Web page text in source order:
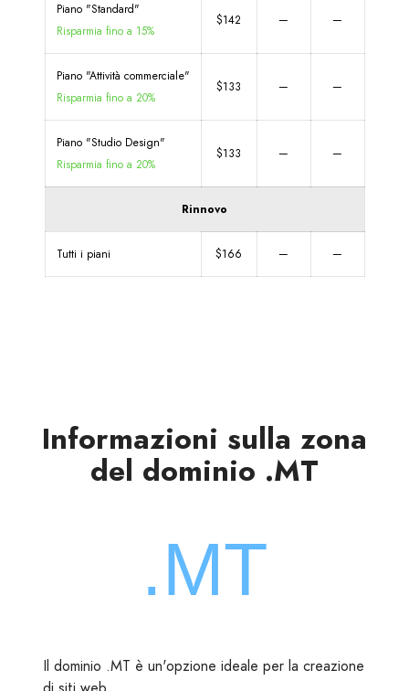
Piano "Standard"
Risparmia fino a 15%
$142 — —
Piano "Attività commerciale"
Risparmia fino a 20%
$133 — —
Piano "Studio Design"
Risparmia fino a 20%
$133 — —
Rinnovo
Tutti i piani $166 — —
Informazioni sulla zona
del dominio .MT
Il dominio .MT è un'opzione ideale per la creazione